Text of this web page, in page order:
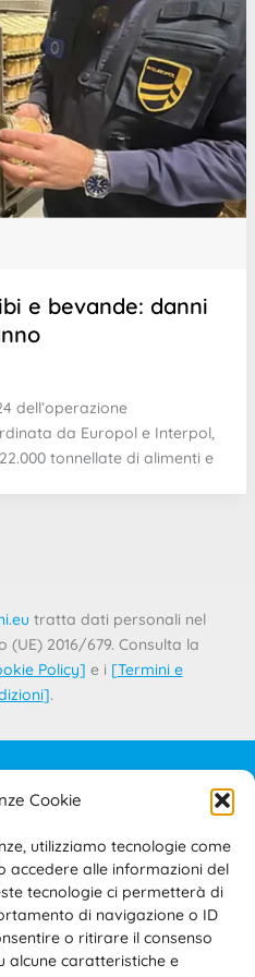
Cookie
utilizziamo tecnologie come
accedere alle informazioni del
tecnologie ci permetterà di
di navigazione o ID
o ritirare il consenso
alcune caratteristiche e
e bevande: danni
dell’operazione
da Europol e Interpol,
tonnellate di alimenti e
tratta dati personali nel
2016/679. Consulta la
Policy] e i [Termini e
].
POLICY
POLICY
DEL SITO E DELL’AREA